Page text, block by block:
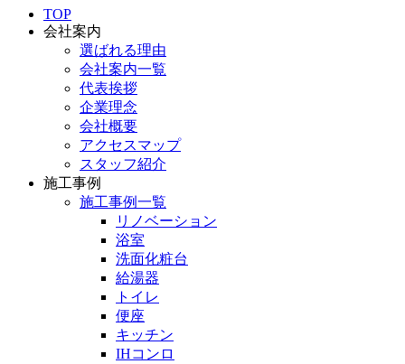
TOP
会社案内
選ばれる理由
会社案内一覧
代表挨拶
企業理念
会社概要
アクセスマップ
スタッフ紹介
施工事例
施工事例一覧
リノベーション
浴室
洗面化粧台
給湯器
トイレ
便座
キッチン
IHコンロ